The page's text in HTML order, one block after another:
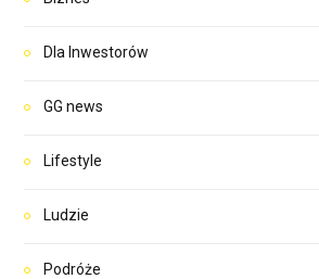
Dla Inwestorów
GG news
Lifestyle
Ludzie
Podróże